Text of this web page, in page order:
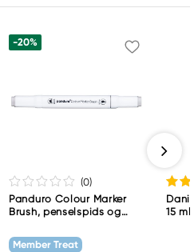
-20%
(0)
Panduro Colour Marker
Brush, penselspids og
grey 1 WG1
Member Treat
15